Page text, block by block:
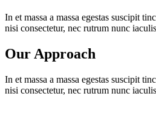
In et massa a massa egestas suscipit
nisi consectetur, nec rutrum nunc
Our Approach
In et massa a massa egestas suscipit
nisi consectetur, nec rutrum nunc